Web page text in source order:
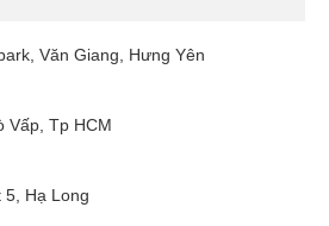
Văn Giang, Hưng Yên
Vấp, Tp HCM
5, Hạ Long